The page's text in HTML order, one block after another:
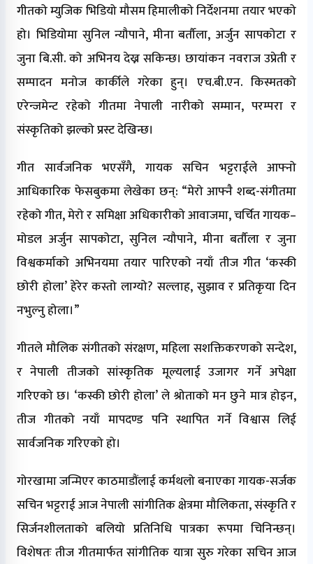
गीतको म्युजिक भिडियो मौसम हिमालीको निर्देशनमा तयार भएको
हो। भिडियोमा सुनिल न्यौपाने, मीना बर्तौला, अर्जुन सापकोटा र
जुना बि.सी. को अभिनय देख्न सकिन्छ। छायांकन नवराज उप्रेती र
सम्पादन मनोज कार्कीले गरेका हुन्। एच.बी.एन. किस्मतको
एरेन्जमेन्ट रहेको गीतमा नेपाली नारीको सम्मान, परम्परा र
संस्कृतिको झल्को प्रस्ट देखिन्छ।
गीत सार्वजनिक भएसँगै, गायक सचिन भट्टराईले आफ्नो
आधिकारिक फेसबुकमा लेखेका छन्: “मेरो आफ्नै शब्द-संगीतमा
रहेको गीत, मेरो र समिक्षा अधिकारीको आवाजमा, चर्चित गायक–
मोडल अर्जुन सापकोटा, सुनिल न्यौपाने, मीना बर्तौला र जुना
विश्वकर्माको अभिनयमा तयार पारिएको नयाँ तीज गीत ‘कस्की
छोरी होला’ हेरेर कस्तो लाग्यो? सल्लाह, सुझाव र प्रतिकृया दिन
नभुल्नु होला।”
गीतले मौलिक संगीतको संरक्षण, महिला सशक्तिकरणको सन्देश,
र नेपाली तीजको सांस्कृतिक मूल्यलाई उजागर गर्ने अपेक्षा
गरिएको छ। ‘कस्की छोरी होला’ ले श्रोताको मन छुने मात्र होइन,
तीज गीतको नयाँ मापदण्ड पनि स्थापित गर्ने विश्वास लिई
सार्वजनिक गरिएको हो।
गोरखामा जन्मिएर काठमाडौंलाई कर्मथलो बनाएका गायक-सर्जक
सचिन भट्टराई आज नेपाली सांगीतिक क्षेत्रमा मौलिकता, संस्कृति र
सिर्जनशीलताको बलियो प्रतिनिधि पात्रका रूपमा चिनिन्छन्।
विशेषतः तीज गीतमार्फत सांगीतिक यात्रा सुरु गरेका सचिन आज